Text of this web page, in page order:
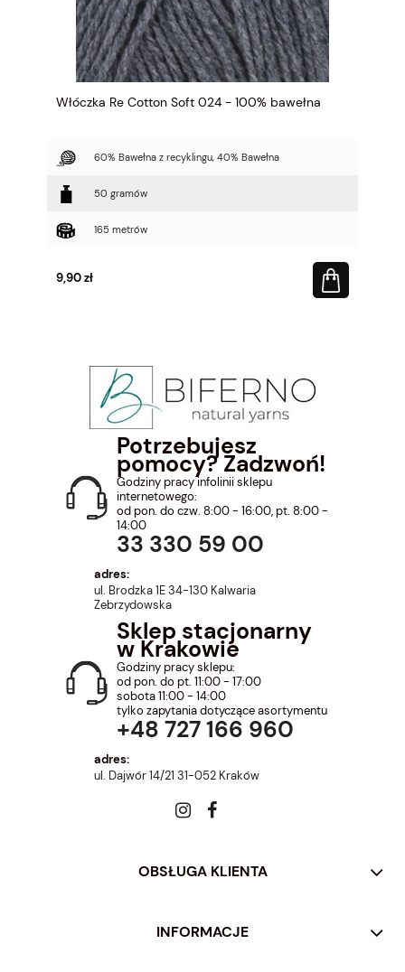
Włóczka Re Cotton Soft 024 - 100% bawełna
60% Bawełna z recyklingu, 40% Bawełna
50 gramów
165 metrów
9,90 zł
Potrzebujesz
pomocy? Zadzwoń!
Godziny pracy infolinii sklepu
internetowego:
od pon. do czw. 8:00 - 16:00, pt. 8:00 -
14:00
33 330 59 00
adres:
ul. Brodzka 1E 34-130 Kalwaria
Zebrzydowska
Sklep stacjonarny
w Krakowie
Godziny pracy sklepu:
od pon. do pt. 11:00 - 17:00
sobota 11:00 - 14:00
tylko zapytania dotyczące asortymentu
+48 727 166 960
adres:
ul. Dajwór 14/21 31-052 Kraków
OBSŁUGA KLIENTA
INFORMACJE